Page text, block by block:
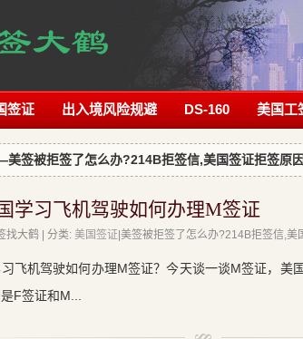
签证 出入境风险规避 DS-160 美国工
美签被拒签了怎么办?214B拒签信,美国签证拒签原
学习飞机驾驶如何办理M签证
找大鹤 | 分类: 美国签证 |美签被拒签了怎么办?214B拒签信,美
飞机驾驶如何办理M签证？今天谈一谈M签证，美
F签证和M...